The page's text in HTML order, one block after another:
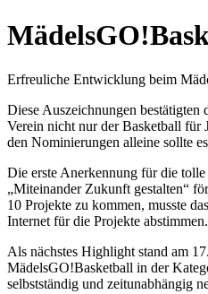
Erfreuliche Entwicklung beim
Diese Auszeichnungen
Verein nicht nur der Basketball für
den Nominierungen alleine sollte
Die erste Anerkennung für die
„Miteinander Zukunft gestalten“
10 Projekte zu kommen, musste
Internet für die Projekte
Als nächstes Highlight stand am
MädelsGO!Basketball in der
selbstständig und zeitunabhängig